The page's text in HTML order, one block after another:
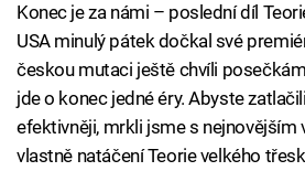
Konec je za námi – poslední díl
USA minulý pátek dočkal své
českou mutaci ještě chvíli
jde o konec jedné éry. Abyste
efektivněji, mrkli jsme s nejnovějším
vlastně natáčení Teorie velkého